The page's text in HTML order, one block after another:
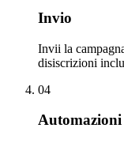
Invio
Invii la
disiscrizioni
04
Automazioni